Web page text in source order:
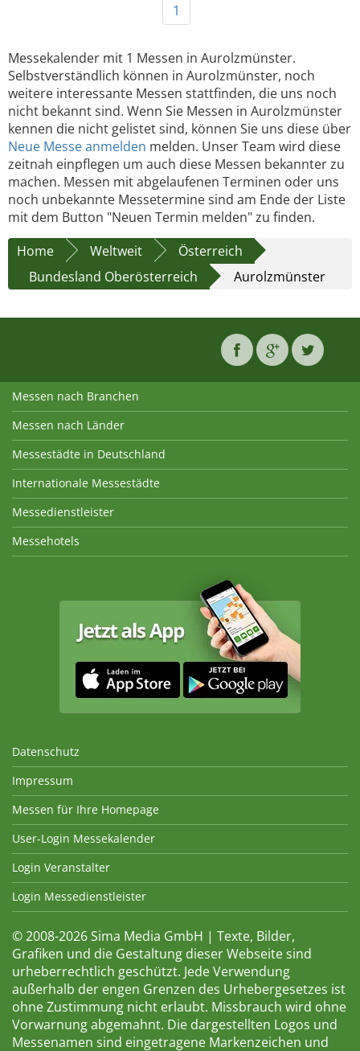
1
Messekalender mit 1 Messen in Aurolzmünster.
Selbstverständlich können in Aurolzmünster, noch
weitere interessante Messen stattfinden, die uns noch
nicht bekannt sind. Wenn Sie Messen in Aurolzmünster
kennen die nicht gelistet sind, können Sie uns diese über
Neue Messe anmelden melden. Unser Team wird diese
zeitnah einpflegen um auch diese Messen bekannter zu
machen. Messen mit abgelaufenen Terminen oder uns
noch unbekannte Messetermine sind am Ende der Liste
mit dem Button "Neuen Termin melden" zu finden.
Home
Weltweit
Österreich
Bundesland Oberösterreich
Aurolzmünster
Messen nach Branchen
Messen nach Länder
Messestädte in Deutschland
Internationale Messestädte
Messedienstleister
Messehotels
Datenschutz
Impressum
Messen für Ihre Homepage
User-Login Messekalender
Login Veranstalter
Login Messedienstleister
© 2008-2026 Sima Media GmbH | Texte, Bilder,
Grafiken und die Gestaltung dieser Webseite sind
urheberrechtlich geschützt. Jede Verwendung
außerhalb der engen Grenzen des Urhebergesetzes ist
ohne Zustimmung nicht erlaubt. Missbrauch wird ohne
Vorwarnung abgemahnt. Die dargestellten Logos und
Messenamen sind eingetragene Markenzeichen und